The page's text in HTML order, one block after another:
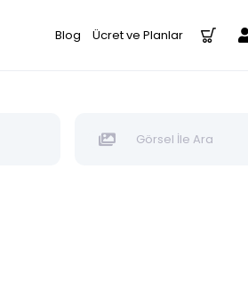
Blog Ücret ve Planlar
Görsel İle Ara